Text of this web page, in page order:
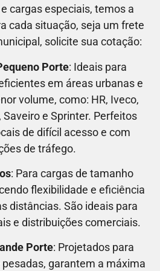
cargas especiais, temos a
cada situação, seja um frete
solicite sua cotação:
Porte: Ideais para
em áreas urbanas e
volume, como: HR, Iveco,
Saveiro e Sprinter. Perfeitos
de difícil acesso e com
de tráfego.
: Para cargas de tamanho
flexibilidade e eficiência
distâncias. São ideais para
e distribuições comerciais.
Porte: Projetados para
garantem a máxima